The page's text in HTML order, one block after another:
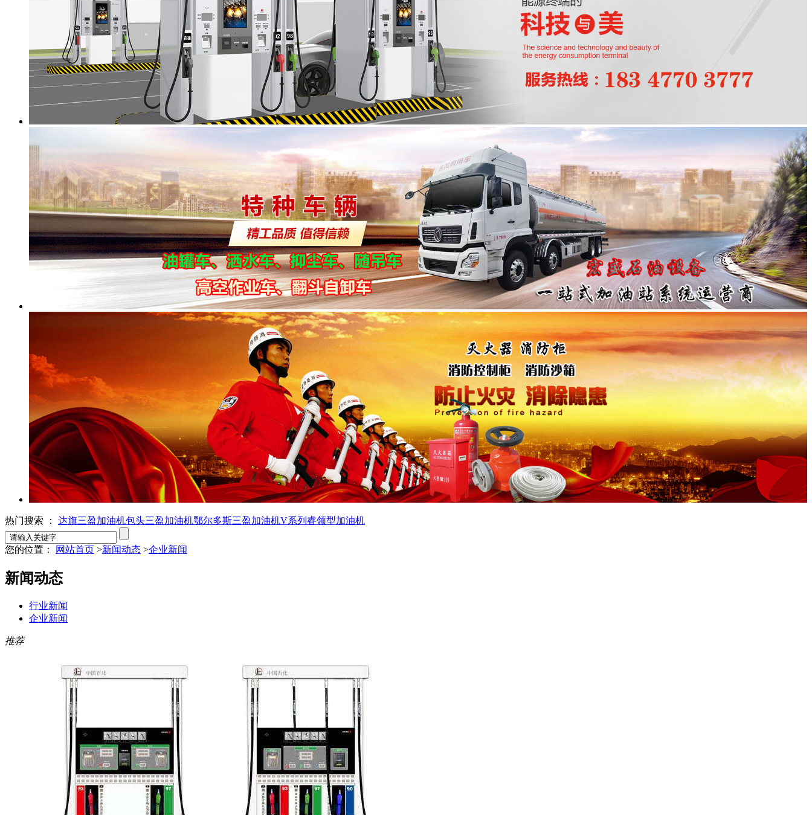
热门搜索 ： 达旗三盈加油机包头三盈加油机鄂尔多斯三盈加油机V系列睿领型加油机
您的位置： 网站首页 >新闻动态 >企业新闻
新闻动态
行业新闻
企业新闻
推荐